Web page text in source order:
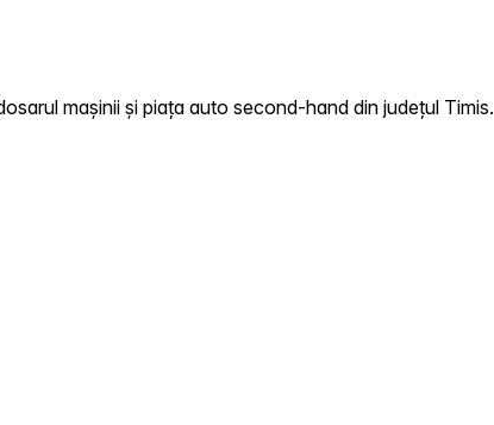
mașinii și piața auto second-hand din județul Timis.